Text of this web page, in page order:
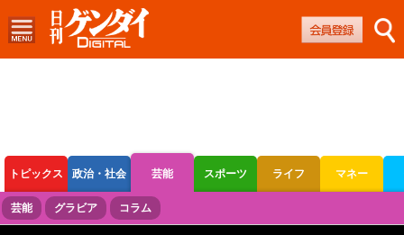
トピックス 政治・社会 芸能 スポーツ ライフ マネー
ボートレース 競輪 オートレース
芸能 グラビア コラム